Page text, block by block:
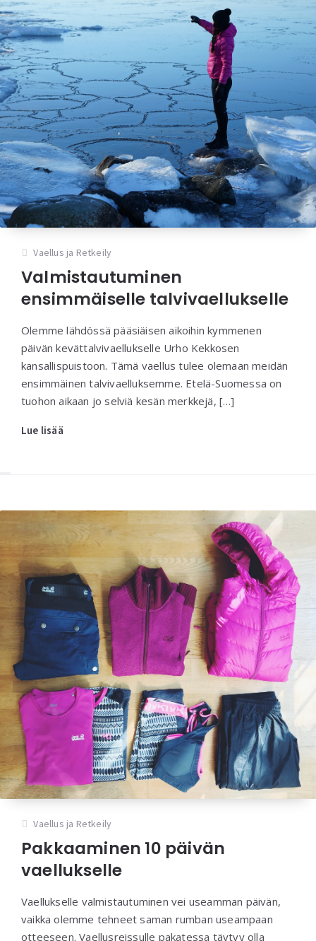
Vaellus ja Retkeily
Valmistautuminen
ensimmäiselle talvivaellukselle
Olemme lähdössä pääsiäisen aikoihin kymmenen
päivän kevättalvivaellukselle Urho Kekkosen
kansallispuistoon. Tämä vaellus tulee olemaan meidän
ensimmäinen talvivaelluksemme. Etelä-Suomessa on
tuohon aikaan jo selviä kesän merkkejä, […]
Lue lisää
Vaellus ja Retkeily
Pakkaaminen 10 päivän
vaellukselle
Vaellukselle valmistautuminen vei useamman päivän,
vaikka olemme tehneet saman rumban useampaan
otteeseen. Vaellusreissulle pakatessa täytyy olla